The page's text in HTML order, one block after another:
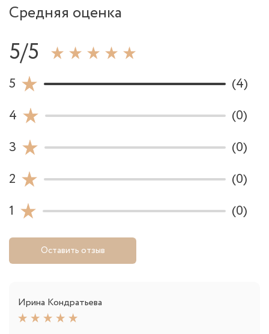
Средняя оценка
5/5
5
(4)
4
(0)
3
(0)
2
(0)
1
(0)
Оставить отзыв
Ирина Кондратьева